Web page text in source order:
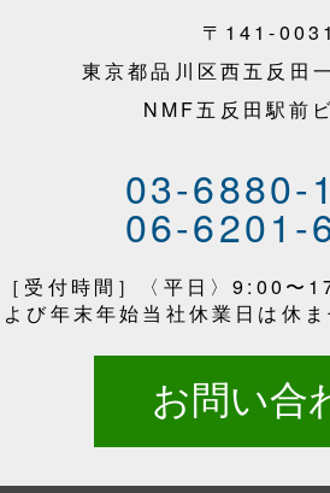
〒141-0031
東京都品川区西五反田
NMF五反田駅前
03-6880-
06-6201-
［受付時間］〈平日〉9:00〜
よび年末年始当社休業日は休ま
お問い合